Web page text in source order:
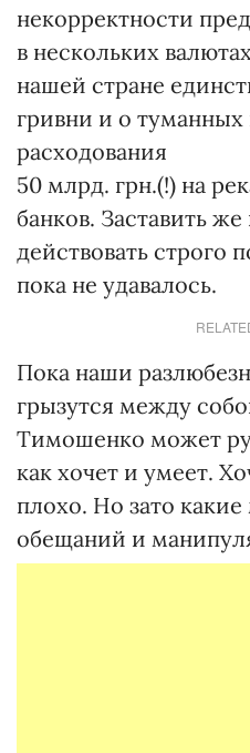
некорректности
в нескольких
нашей стране
гривни и о туманных
расходования
50 млрд. грн.(!) на
банков. Заставить же
действовать строго
пока не удавалось.
Пока наши
грызутся между
Тимошенко может
как хочет и умеет.
плохо. Но зато
обещаний и